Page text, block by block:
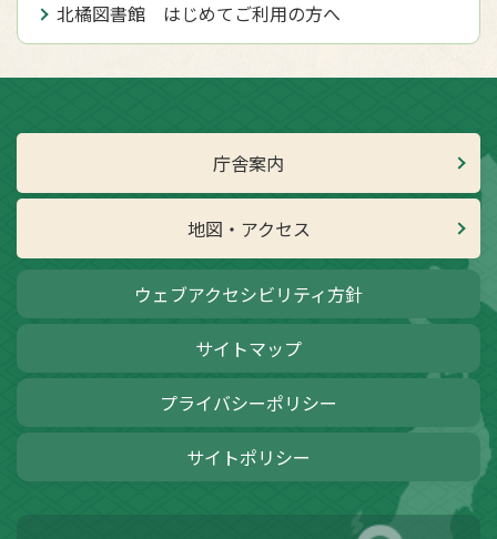
北橘図書館 はじめてご利用の方へ
庁舎案内
地図・アクセス
ウェブアクセシビリティ方針
サイトマップ
プライバシーポリシー
サイトポリシー